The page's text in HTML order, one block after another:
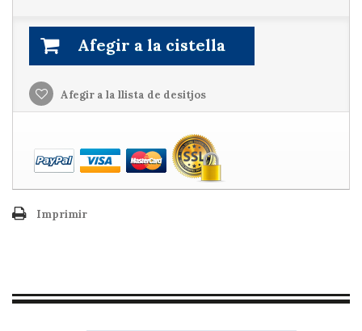
Afegir a la cistella
Afegir a la llista de desitjos
Imprimir